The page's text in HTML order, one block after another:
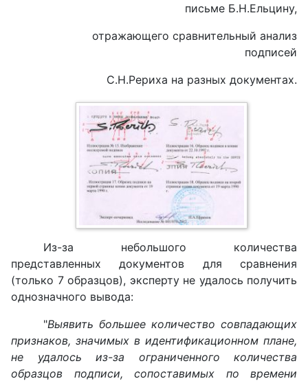
письме Б.Н.Ельцину,
отражающего сравнительный анализ
подписей
С.Н.Рериха на разных документах.
Из-за небольшого количества
представленных документов для сравнения
(только 7 образцов), эксперту не удалось получить
однозначного вывода:
"Выявить большее количество совпадающих
признаков, значимых в идентификационном плане,
не удалось из-за ограниченного количества
образцов подписи, сопоставимых по времени